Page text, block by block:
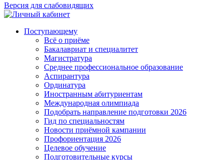
Версия для слабовидящих
Поступающему
Всё о приёме
Бакалавриат и специалитет
Магистратура
Среднее профессиональное образование
Аспирантура
Ординатура
Иностранным абитуриентам
Международная олимпиада
Подобрать направление подготовки 2026
Гид по специальностям
Новости приёмной кампании
Профориентация 2026
Целевое обучение
Подготовительные курсы